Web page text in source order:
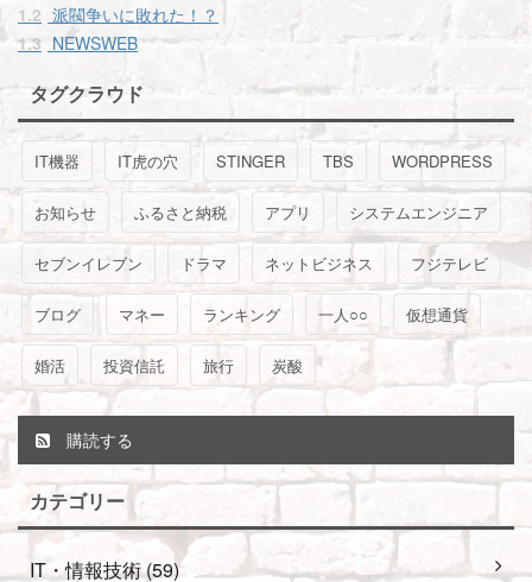
1.2 派閥争いに敗れた！？
1.3 NEWSWEB
タグクラウド
IT機器 IT虎の穴 STINGER TBS WORDPRESS
お知らせ ふるさと納税 アプリ システムエンジニア
セブンイレブン ドラマ ネットビジネス フジテレビ
ブログ マネー ランキング 一人○○ 仮想通貨
婚活 投資信託 旅行 炭酸
購読する
カテゴリー
IT・情報技術 (59)